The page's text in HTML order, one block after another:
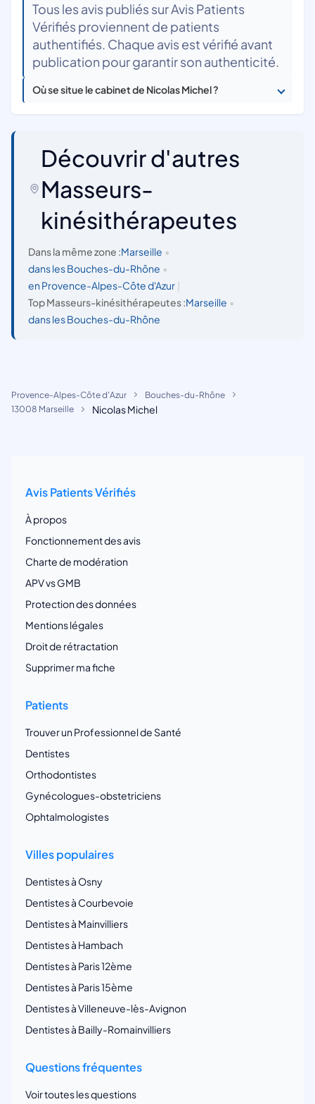
Tous les avis publiés sur Avis Patients
Vérifiés proviennent de patients
authentifiés. Chaque avis est vérifié avant
publication pour garantir son authenticité.
Où se situe le cabinet de Nicolas Michel ?
Découvrir d'autres
Masseurs-
kinésithérapeutes
Dans la même zone :Marseille •
dans les Bouches-du-Rhône •
en Provence-Alpes-Côte d'Azur
Top Masseurs-kinésithérapeutes :Marseille •
dans les Bouches-du-Rhône
Provence-Alpes-Côte d'Azur
Bouches-du-Rhône
13008 Marseille
Nicolas Michel
Avis Patients Vérifiés
À propos
Fonctionnement des avis
Charte de modération
APV vs GMB
Protection des données
Mentions légales
Droit de rétractation
Supprimer ma fiche
Patients
Trouver un Professionnel de Santé
Dentistes
Orthodontistes
Gynécologues-obstetriciens
Ophtalmologistes
Villes populaires
Dentistes à Osny
Dentistes à Courbevoie
Dentistes à Mainvilliers
Dentistes à Hambach
Dentistes à Paris 12ème
Dentistes à Paris 15ème
Dentistes à Villeneuve-lès-Avignon
Dentistes à Bailly-Romainvilliers
Questions fréquentes
Voir toutes les questions